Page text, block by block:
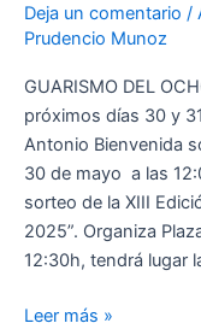
Deja un comentario /
Prudencio Munoz
GUARISMO DEL
próximos días 30 y
Antonio Bienvenida
30 de mayo a las
sorteo de la XIII
2025”. Organiza
12:30h, tendrá lugar
y
31
mayo
y
Sala
Leer más »